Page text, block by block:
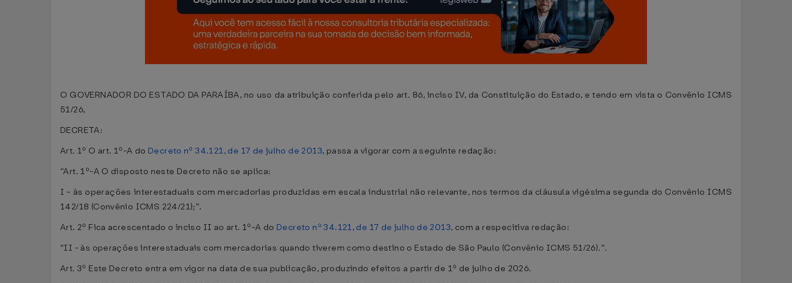
O GOVERNADOR DO ESTADO DA PARAÍBA, no uso da atribuição conferida pelo art. 86, inciso IV, da Constituição do Estado, e tendo em vista o Convênio ICMS
51/26,
DECRETA:
Art. 1º O art. 1º-A do Decreto nº 34.121, de 17 de julho de 2013, passa a vigorar com a seguinte redação:
“Art. 1º-A O disposto neste Decreto não se aplica:
I - às operações interestaduais com mercadorias produzidas em escala industrial não relevante, nos termos da cláusula vigésima segunda do Convênio ICMS
142/18 (Convênio ICMS 224/21);”.
Art. 2º Fica acrescentado o inciso II ao art. 1º-A do Decreto nº 34.121, de 17 de julho de 2013, com a respecitiva redação:
“II - às operações interestaduais com mercadorias quando tiverem como destino o Estado de São Paulo (Convênio ICMS 51/26).”.
Art. 3º Este Decreto entra em vigor na data de sua publicação, produzindo efeitos a partir de 1º de julho de 2026.